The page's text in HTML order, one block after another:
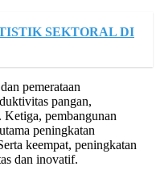
SEKTORAL DI
pemerataan
pangan,
Ketiga, pembangunan
peningkatan
keempat, peningkatan
dan inovatif.